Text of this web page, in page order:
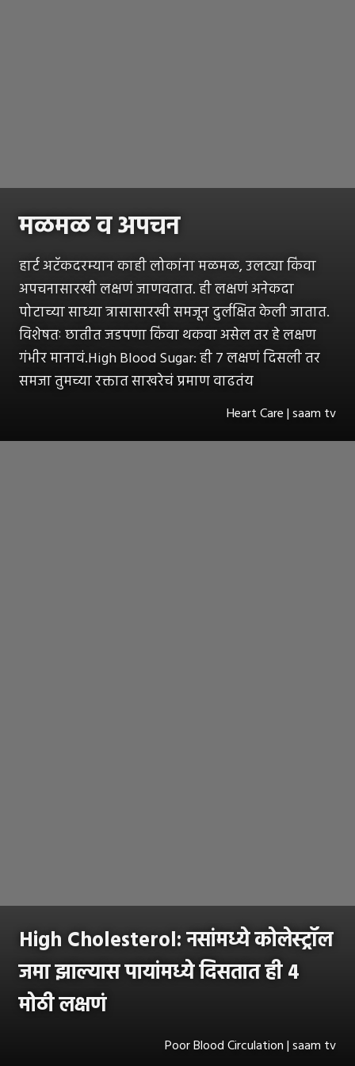
मळमळ व अपचन
हार्ट अटॅकदरम्यान काही लोकांना मळमळ, उलट्या किंवा
अपचनासारखी लक्षणं जाणवतात. ही लक्षणं अनेकदा
पोटाच्या साध्या त्रासासारखी समजून दुर्लक्षित केली जातात.
विशेषतः छातीत जडपणा किंवा थकवा असेल तर हे लक्षण
गंभीर मानावं.High Blood Sugar: ही ७ लक्षणं दिसली तर
समजा तुमच्या रक्तात साखरेचं प्रमाण वाढतंय
Heart Care | saam tv
High Cholesterol: नसांमध्ये कोलेस्ट्रॉल
जमा झाल्यास पायांमध्ये दिसतात ही 4
मोठी लक्षणं
Poor Blood Circulation | saam tv